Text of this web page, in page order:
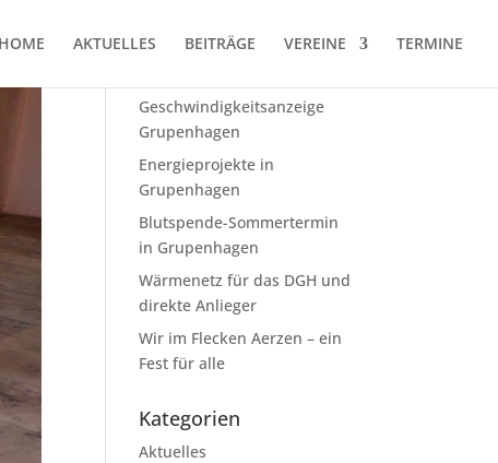
HOME AKTUELLES BEITRÄGE VEREINE TERMINE
Geschwindig­keits­anzeige
Grupenhagen
Energieprojekte in
Grupenhagen
Blutspende-Sommertermin
in Grupenhagen
Wärmenetz für das DGH und
direkte Anlieger
Wir im Flecken Aerzen – ein
Fest für alle
Kategorien
Aktuelles